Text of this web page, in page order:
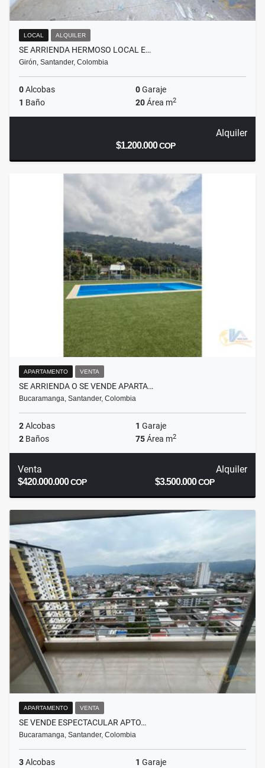
LOCAL ALQUILER
SE ARRIENDA HERMOSO LOCAL E…
Girón, Santander, Colombia
0Alcobas 0Garaje
1 Baño 20Área m2
Alquiler
$1.200.000COP
APARTAMENTO VENTA
SE ARRIENDA O SE VENDE APARTA…
Bucaramanga, Santander, Colombia
2Alcobas 1 Garaje
2 Baños 75Área m2
Venta
$420.000.000COP
Alquiler
$3.500.000COP
APARTAMENTO VENTA
SE VENDE ESPECTACULAR APTO…
Bucaramanga, Santander, Colombia
3Alcobas 1 Garaje